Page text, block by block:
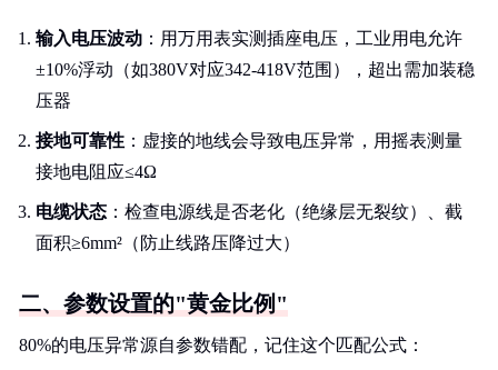
输入电压波动 ：用万用表实测插座电压，工业用电允许
±10%浮动（如380V对应342-418V范围），超出需加装稳
压器
接地可靠性 ：虚接的地线会导致电压异常，用摇表测量
接地电阻应≤4Ω
电缆状态 ：检查电源线是否老化（绝缘层无裂纹）、截
面积≥6mm²（防止线路压降过大）
二、参数设置的"黄金比例"
80%的电压异常源自参数错配，记住这个匹配公式：